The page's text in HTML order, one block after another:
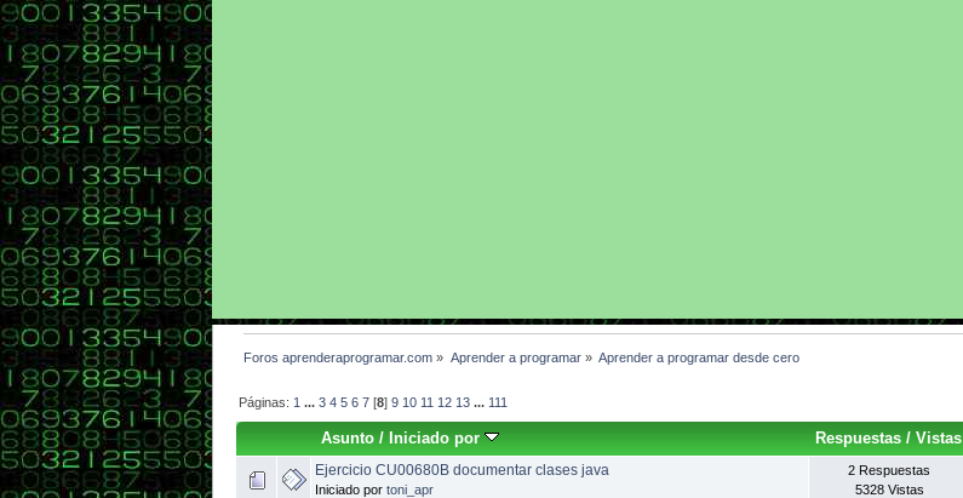
Foros aprenderaprogramar.com » Aprender a programar» Aprender a programar desde cero
Páginas: 1 ...3 4 5 6 7 [8]9 10 11 12 13 ... 111
Asunto /Iniciado por Respuestas / Vistas
Ejercicio CU00680B documentar clases java
Iniciado por toni_apr
2 Respuestas
5328 Vistas